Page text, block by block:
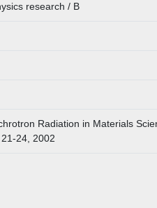
research / B
Radiation in Materials
24, 2002